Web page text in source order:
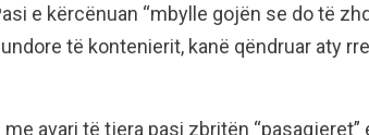
e kërcënuan “mbylle gojën se do të
të kontenierit, kanë qëndruar aty
avari të tjera pasi zbritën